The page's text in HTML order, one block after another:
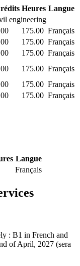
Heures Langue
engineering
175.00 Français
175.00 Français
175.00 Français
175.00 Français
175.00 Français
175.00 Français
Langue
Français
: B1 in French and
of April, 2027 (sera